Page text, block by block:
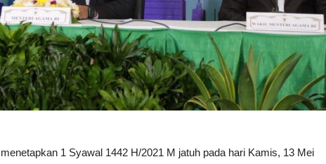
1 Syawal 1442 H/2021 M jatuh pada hari Kamis, 13 Mei